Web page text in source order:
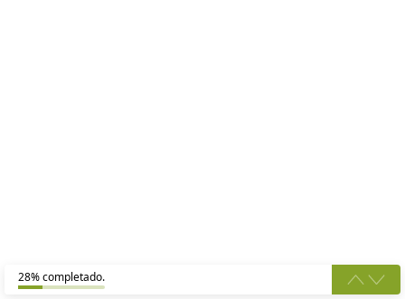
28% completado.